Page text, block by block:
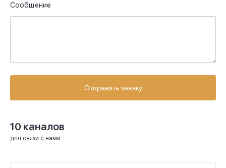
Сообщение
Отправить заявку
10 каналов
для связи с нами